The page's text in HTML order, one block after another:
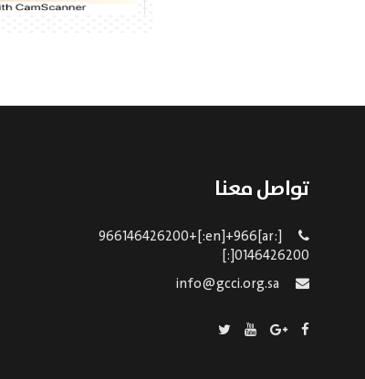
تواصل معنا
[:ar]966146426200+[:en]+966
0146426200[:]